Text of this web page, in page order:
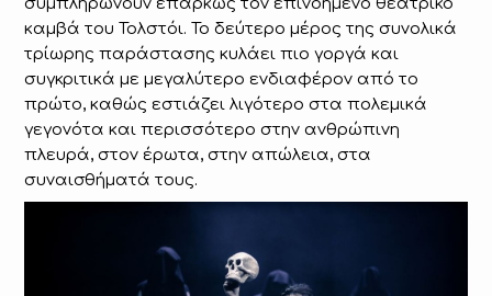
συμπληρώνουν επαρκώς τον επινοημένο θεατρικό
καμβά του Τολστόι. Το δεύτερο μέρος της συνολικά
τρίωρης παράστασης κυλάει πιο γοργά και
συγκριτικά με μεγαλύτερο ενδιαφέρον από το
πρώτο, καθώς εστιάζει λιγότερο στα πολεμικά
γεγονότα και περισσότερο στην ανθρώπινη
πλευρά, στον έρωτα, στην απώλεια, στα
συναισθήματά τους.